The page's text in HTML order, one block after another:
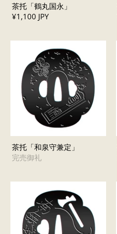
茶托「鶴丸国永」
¥1,100 JPY
茶托「和泉守兼定」
完売御礼